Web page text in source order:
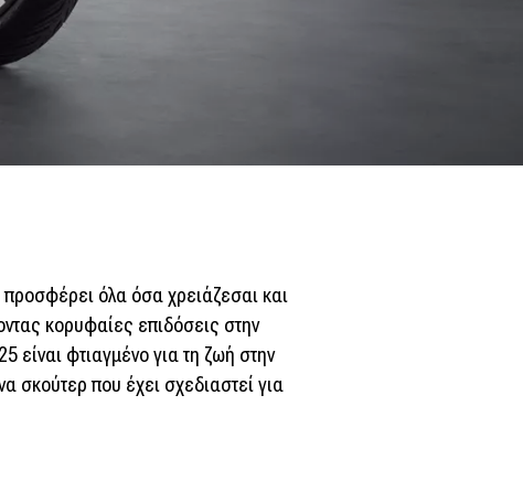
όλα όσα χρειάζεσαι και
κορυφαίες επιδόσεις στην
είναι φτιαγμένο για τη ζωή στην
σκούτερ που έχει σχεδιαστεί για